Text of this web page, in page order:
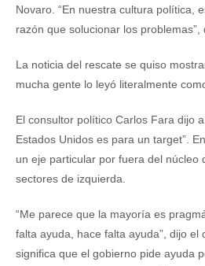
Novaro. “En nuestra cultura política,
razón que solucionar los problemas”,
La noticia del rescate se quiso
mucha gente lo leyó literalmente
El consultor político Carlos Fara dijo
Estados Unidos es para un target”.
un eje particular por fuera del núcleo
sectores de izquierda.
“Me parece que la mayoría es
falta ayuda, hace falta ayuda”, dijo el
significa que el gobierno pide ayuda